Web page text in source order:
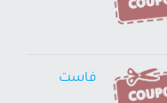
فاست